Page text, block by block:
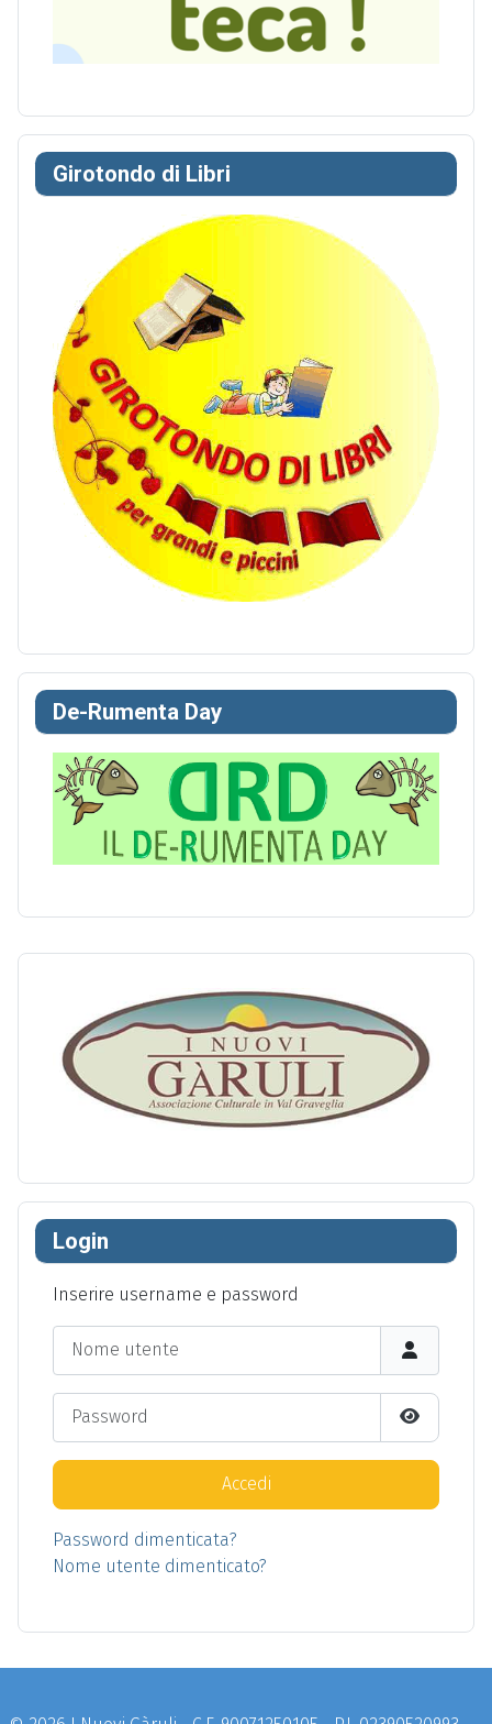
Login
Inserire username e password
Show
Accedi
Password dimenticata?
Nome utente dimenticato?
Girotondo di Libri
De-Rumenta Day